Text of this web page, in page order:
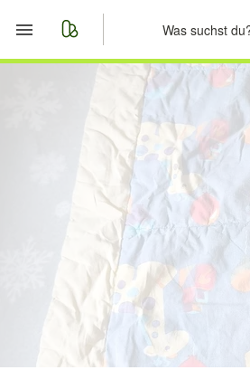
Merkliste
Nachrichten
Anzeige aufgeben